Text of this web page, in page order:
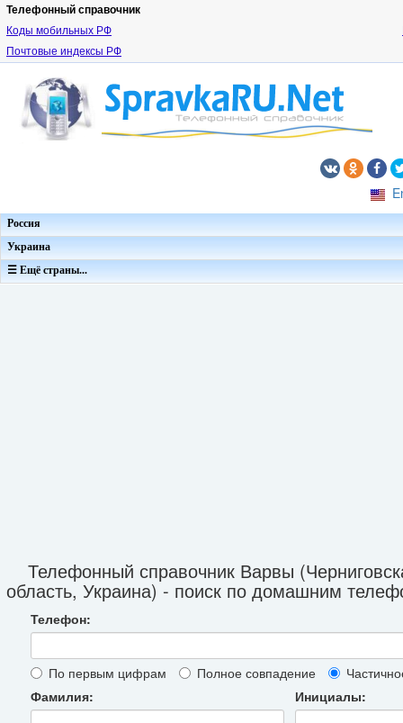
Телефонный справочник
Коды мобильных РФ
Почтовые индексы РФ
Россия
Украина
☰ Ещё страны...
Телефонный справочник Варвы
область, Украина) - поиск по домашним
Телефон:
По первым цифрам Полное совпадение
Фамилия:
Инициалы: